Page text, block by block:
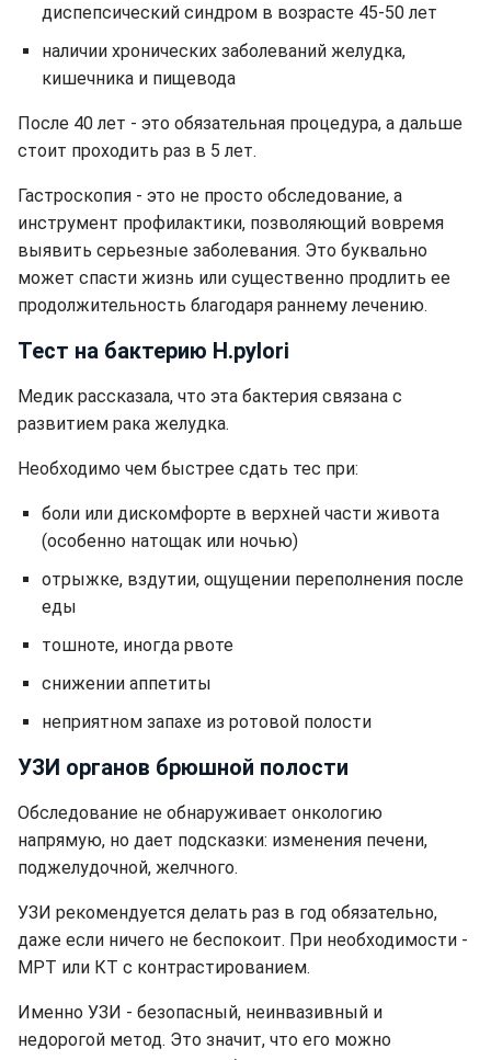
диспепсический синдром в возрасте 45-50 лет
наличии хронических заболеваний желудка,
кишечника и пищевода
После 40 лет - это обязательная процедура, а дальше
стоит проходить раз в 5 лет.
Гастроскопия - это не просто обследование, а
инструмент профилактики, позволяющий вовремя
выявить серьезные заболевания. Это буквально
может спасти жизнь или существенно продлить ее
продолжительность благодаря раннему лечению.
Тест на бактерию H.pylori
Медик рассказала, что эта бактерия связана с
развитием рака желудка.
Необходимо чем быстрее сдать тес при:
боли или дискомфорте в верхней части живота
(особенно натощак или ночью)
отрыжке, вздутии, ощущении переполнения после
еды
тошноте, иногда рвоте
снижении аппетиты
неприятном запахе из ротовой полости
УЗИ органов брюшной полости
Обследование не обнаруживает онкологию
напрямую, но дает подсказки: изменения печени,
поджелудочной, желчного.
УЗИ рекомендуется делать раз в год обязательно,
даже если ничего не беспокоит. При необходимости -
МРТ или КТ с контрастированием.
Именно УЗИ - безопасный, неинвазивный и
недорогой метод. Это значит, что его можно